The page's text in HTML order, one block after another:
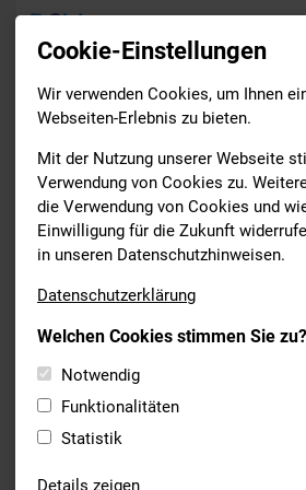
News
MASTERS
26.04.2021
DIE "MASTERS-
allgemeine sowie wichtige
und über den Wiedereinstieg,
Cookie-Einstellungen
Wir verwenden Cookies, um Ihnen
Webseiten-Erlebnis zu bieten.
Mit der Nutzung unserer Webseite
Verwendung von Cookies zu.
die Verwendung von Cookies und
Einwilligung für die Zukunft
in unseren Datenschutzhinweisen.
Datenschutzerklärung
Welchen Cookies stimmen Sie zu?
Notwendig
Funktionalitäten
Statistik
Details zeigen